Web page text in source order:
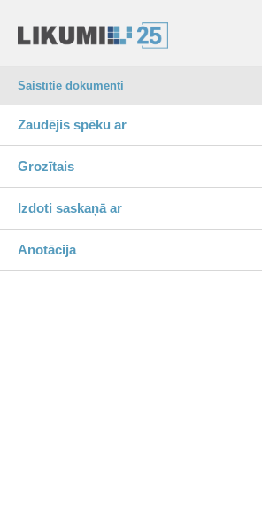
Saistītie dokumenti
Zaudējis spēku ar
Grozītais
Izdoti saskaņā ar
Anotācija